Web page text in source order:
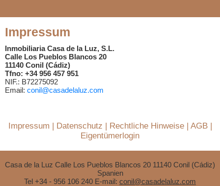
Impressum
Inmobiliaria Casa de la Luz, S.L.
Calle Los Pueblos Blancos 20
11140 Conil (Cádiz)
Tfno: +34 956 457 951
NIF.: B72275092
Email: conil@casadelaluz.com
Impressum | Datenschutz | Rechtliche Hinweise| AGB|
Eigentümerlogin
Casa de la Luz Calle Los Pueblos Blancos 20 11140 Conil (Cádiz)
Spanien
Tel +34 - 956 106 240 E-mail: conil@casadelaluz.com